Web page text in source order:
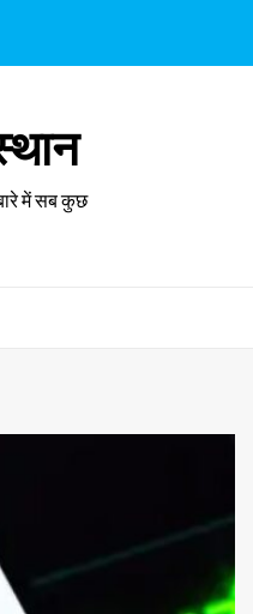
में सब कुछ